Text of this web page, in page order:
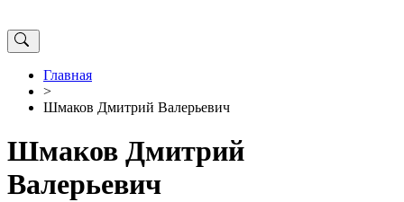
Главная
>
Шмаков Дмитрий Валерьевич
Шмаков Дмитрий
Валерьевич